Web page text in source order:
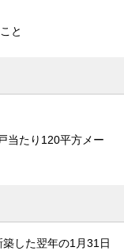
と
当たり120平方メー
した翌年の1月31日